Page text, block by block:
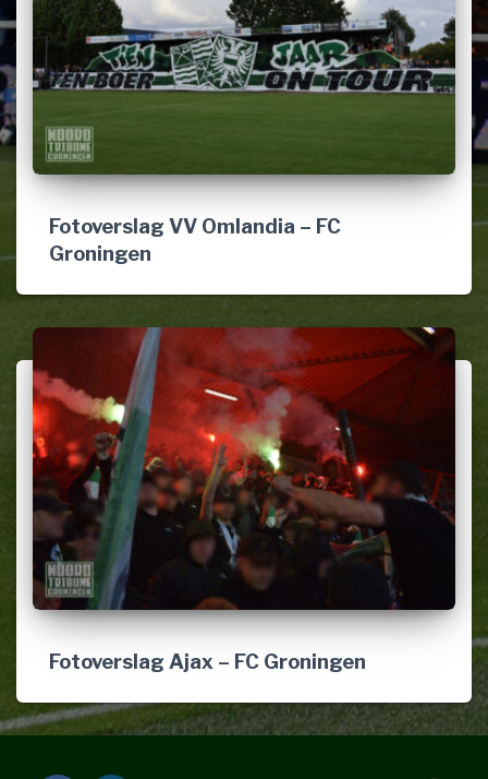
Fotoverslag VV Omlandia – FC
Groningen
Fotoverslag Ajax – FC Groningen